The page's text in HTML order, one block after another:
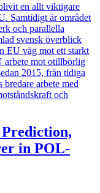
en allt viktigare
Samtidigt är området
och parallella
svensk överblick
EU väg mot ett starkt
arbete mot otillbörlig
2015, från tidiga
arbete med
och
in POL-